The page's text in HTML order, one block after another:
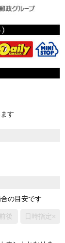
す
の目安です
後 日時指定×